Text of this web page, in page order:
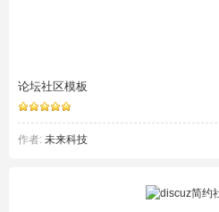
论坛社区模板
作者: 未来科技